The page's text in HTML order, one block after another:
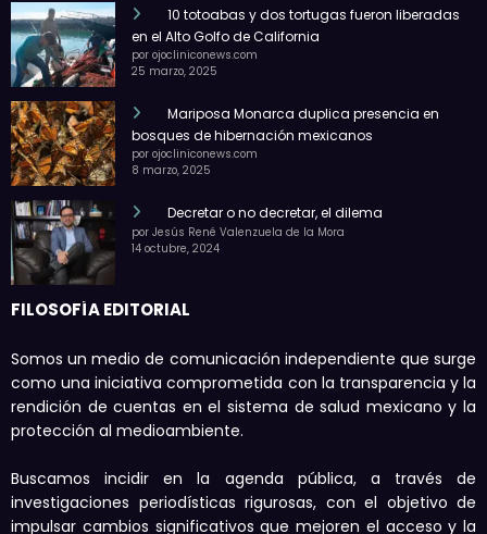
10 totoabas y dos tortugas fueron liberadas
en el Alto Golfo de California
por ojocliniconews.com
25 marzo, 2025
Mariposa Monarca duplica presencia en
bosques de hibernación mexicanos
por ojocliniconews.com
8 marzo, 2025
Decretar o no decretar, el dilema
por Jesús René Valenzuela de la Mora
14 octubre, 2024
FILOSOFÍA EDITORIAL
Somos un medio de comunicación independiente que surge
como una iniciativa comprometida con la transparencia y la
rendición de cuentas en el sistema de salud mexicano y la
protección al medioambiente.
Buscamos incidir en la agenda pública, a través de
investigaciones periodísticas rigurosas, con el objetivo de
impulsar cambios significativos que mejoren el acceso y la